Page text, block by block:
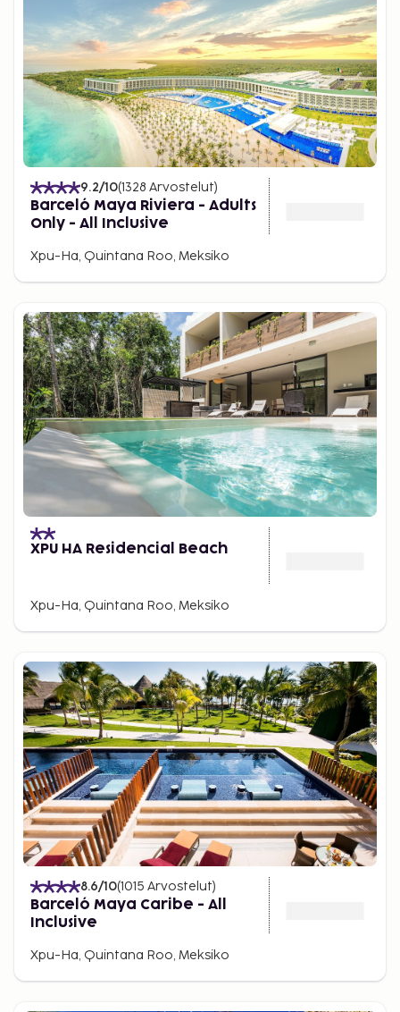
9.2/10(1328 Arvostelut)
Barceló Maya Riviera - Adults
Only - All Inclusive
Xpu-Ha, Quintana Roo, Meksiko
XPU HA Residencial Beach
Xpu-Ha, Quintana Roo, Meksiko
8.6/10(1015 Arvostelut)
Barceló Maya Caribe - All
Inclusive
Xpu-Ha, Quintana Roo, Meksiko